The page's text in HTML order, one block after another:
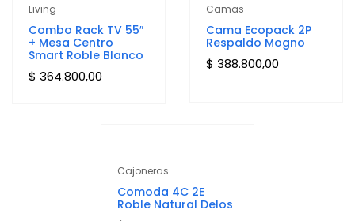
Living
Combo Rack TV 55″
+ Mesa Centro
Smart Roble Blanco
$ 364.800,00
Camas
Cama Ecopack 2P
Respaldo Mogno
$ 388.800,00
Cajoneras
Comoda 4C 2E
Roble Natural Delos